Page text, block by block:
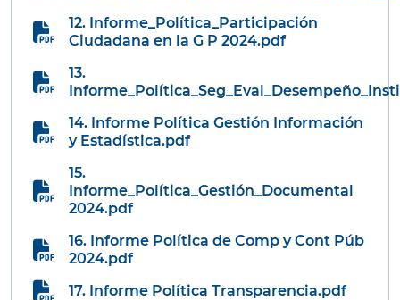
12. Informe_Política_Participación
Ciudadana en la G P 2024.pdf
13.
14. Informe Política Gestión Información
y Estadística.pdf
15.
Informe_Política_Gestión_Documental
2024.pdf
16. Informe Política de Comp y Cont Púb
2024.pdf
17. Informe Política Transparencia.pdf